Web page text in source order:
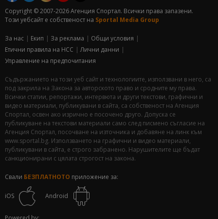
Copyright © 2007-2026 Агенция Спортал. Всички права запазени.
Този уебсайт е собственост на Sportal Media Group
За нас Екип За рекламa
Общи условия
Етични правила на НСС
Лични данни
Управление на предпочитания
Съдържанието на този уеб сайт и технологиите, използвани в него, са
под закрила на Закона за авторското право и сродните му права.
Всички статии, репортажи, интервюта и други текстови, графични и
видео материали, публикувани в сайта, са собственост на Агенция
Спортал, освен ако изрично е посочено друго. Допуска се
публикуване на текстови материали само след писмено съгласие на
Агенция Спортал, посочване на източника и добавяне на линк към
www.sportal.bg. Използването на графични и видео материали,
публикувани в сайта, е строго забранено. Нарушителите ще бъдат
санкционирани с цялата строгост на закона.
Свали БЕЗПЛАТНОТО приложение за:
iOS Android